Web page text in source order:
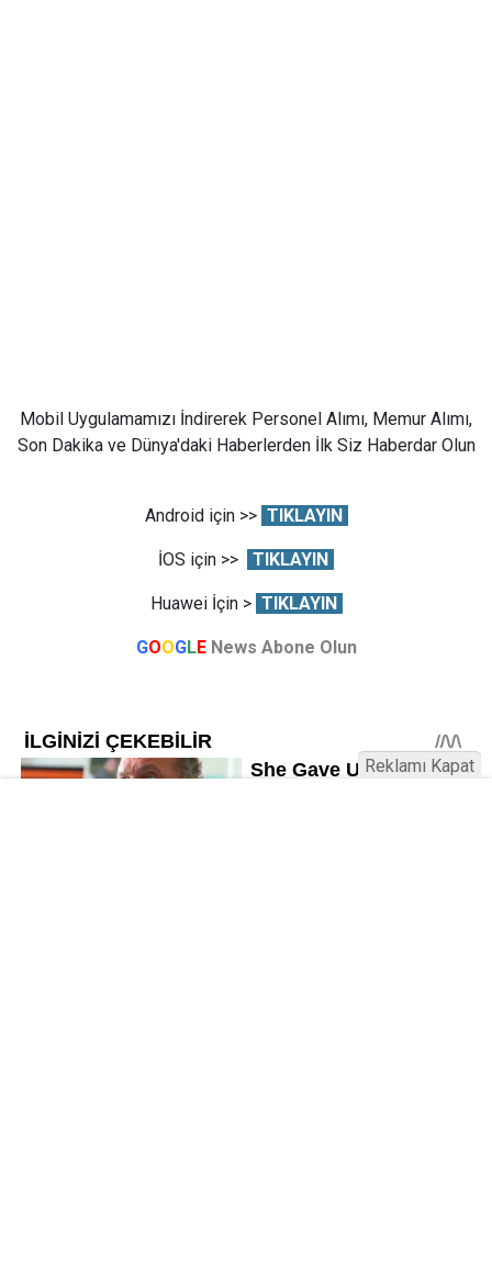
Mobil Uygulamamızı İndirerek Personel Alımı, Memur Alımı,
Son Dakika ve Dünya'daki Haberlerden İlk Siz Haberdar Olun
Android için >> TIKLAYIN
İOS için >> TIKLAYIN
Huawei İçin > TIKLAYIN
GOOGLE News Abone Olun
Reklamı Kapat